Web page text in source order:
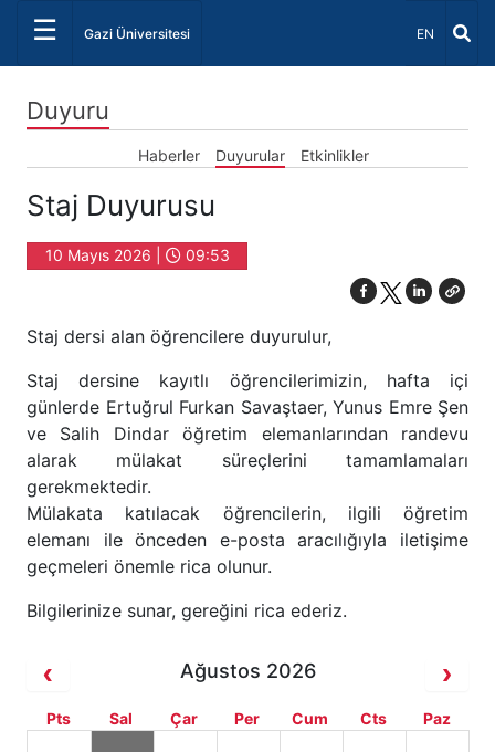
☰ Gazi Üniversitesi Dil Seçiniz
EN
Duyuru
Haberler Duyurular Etkinlikler
Staj Duyurusu
10 Mayıs 2026 | 09:53
Staj dersi alan öğrencilere duyurulur,
Staj dersine kayıtlı öğrencilerimizin, hafta içi
günlerde Ertuğrul Furkan Savaştaer, Yunus Emre Şen
ve Salih Dindar öğretim elemanlarından randevu
alarak mülakat süreçlerini tamamlamaları
gerekmektedir.
Mülakata katılacak öğrencilerin, ilgili öğretim
elemanı ile önceden e-posta aracılığıyla iletişime
geçmeleri önemle rica olunur.
Bilgilerinize sunar, gereğini rica ederiz.
Ağustos 2026
Pts Sal Çar Per Cum Cts Paz